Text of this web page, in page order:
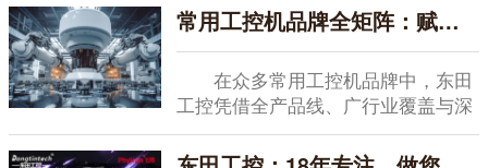
常用工控机品牌全矩阵：赋能智能制造的硬核之选
在众多常用工控机品牌中，东田
工控凭借全产品线、广行业覆盖与深
度定制能力，成为...